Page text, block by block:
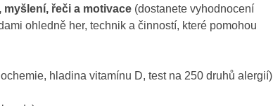
řeči a motivace (dostanete vyhodnocení
ohledně her, technik a činností, které pomohou
hladina vitamínu D, test na 250 druhů alergií)